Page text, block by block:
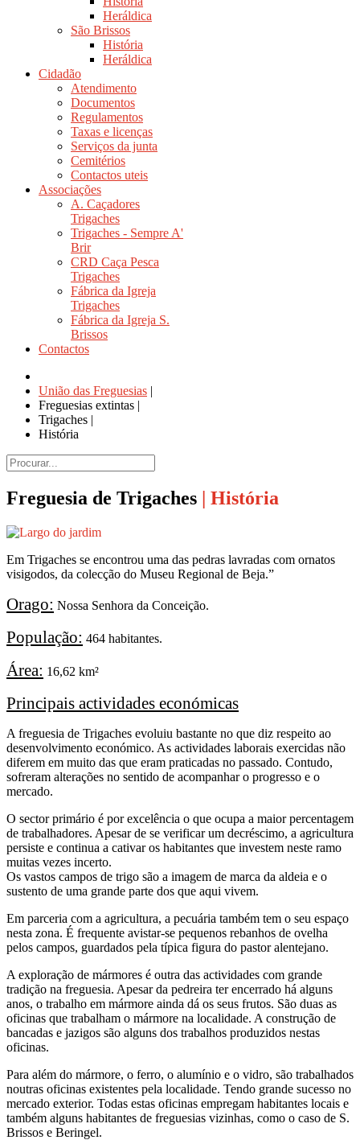
Heráldica
São Brissos
História
Heráldica
Cidadão
Atendimento
Documentos
Regulamentos
Taxas e licenças
Serviços da junta
Cemitérios
Contactos uteis
Associações
A. Caçadores
Trigaches
Trigaches - Sempre A'
Brir
CRD Caça Pesca
Trigaches
Fábrica da Igreja
Trigaches
Fábrica da Igreja S.
Brissos
Contactos
União das Freguesias |
Freguesias extintas |
Trigaches |
História
Freguesia de Trigaches | História
Em Trigaches se encontrou uma das pedras lavradas com ornatos
visigodos, da colecção do Museu Regional de Beja.”
Orago: Nossa Senhora da Conceição.
População: 464 habitantes.
Área: 16,62 km²
Principais actividades económicas
A freguesia de Trigaches evoluiu bastante no que diz respeito ao
desenvolvimento económico. As actividades laborais exercidas não
diferem em muito das que eram praticadas no passado. Contudo,
sofreram alterações no sentido de acompanhar o progresso e o
mercado.
O sector primário é por excelência o que ocupa a maior percentagem
de trabalhadores. Apesar de se verificar um decréscimo, a agricultura
persiste e continua a cativar os habitantes que investem neste ramo
muitas vezes incerto.
Os vastos campos de trigo são a imagem de marca da aldeia e o
sustento de uma grande parte dos que aqui vivem.
Em parceria com a agricultura, a pecuária também tem o seu espaço
nesta zona. É frequente avistar-se pequenos rebanhos de ovelha
pelos campos, guardados pela típica figura do pastor alentejano.
A exploração de mármores é outra das actividades com grande
tradição na freguesia. Apesar da pedreira ter encerrado há alguns
anos, o trabalho em mármore ainda dá os seus frutos. São duas as
oficinas que trabalham o mármore na localidade. A construção de
bancadas e jazigos são alguns dos trabalhos produzidos nestas
oficinas.
Para além do mármore, o ferro, o alumínio e o vidro, são trabalhados
noutras oficinas existentes pela localidade. Tendo grande sucesso no
mercado exterior. Todas estas oficinas empregam habitantes locais e
também alguns habitantes de freguesias vizinhas, como o caso de S.
Brissos e Beringel.